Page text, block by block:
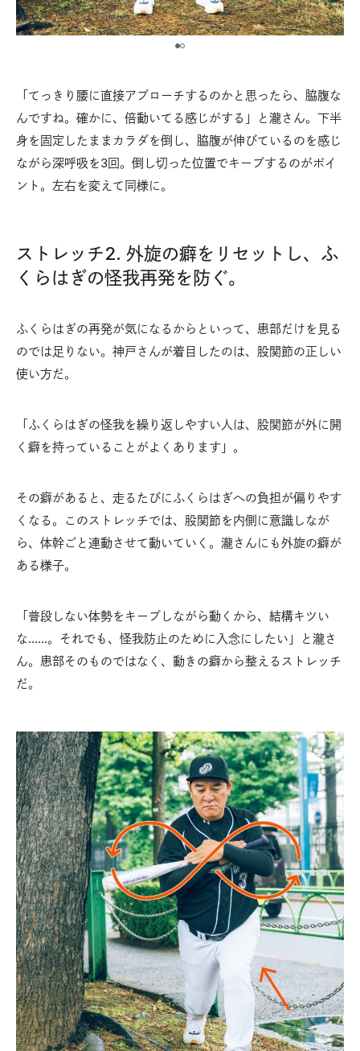
「てっきり腰に直接アプローチするのかと思ったら、脇腹な
んですね。確かに、倍動いてる感じがする」と瀧さん。下半
身を固定したままカラダを倒し、脇腹が伸びているのを感じ
ながら深呼吸を3回。倒し切った位置でキープするのがポイ
ント。左右を変えて同様に。
ストレッチ2. 外旋の癖をリセットし、ふ
くらはぎの怪我再発を防ぐ。
ふくらはぎの再発が気になるからといって、患部だけを見る
のでは足りない。神戸さんが着目したのは、股関節の正しい
使い方だ。
「ふくらはぎの怪我を繰り返しやすい人は、股関節が外に開
く癖を持っていることがよくあります」。
その癖があると、走るたびにふくらはぎへの負担が偏りやす
くなる。このストレッチでは、股関節を内側に意識しなが
ら、体幹ごと連動させて動いていく。瀧さんにも外旋の癖が
ある様子。
「普段しない体勢をキープしながら動くから、結構キツい
な……。それでも、怪我防止のために入念にしたい」と瀧さ
ん。患部そのものではなく、動きの癖から整えるストレッチ
だ。